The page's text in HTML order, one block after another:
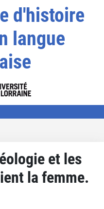
d'histoire
langue
et les
la femme.